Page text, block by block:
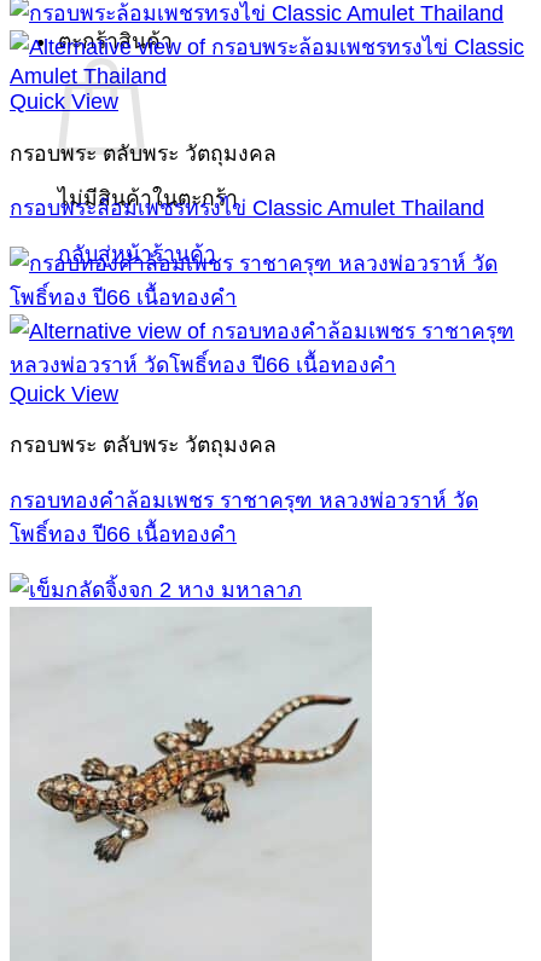
ตะกร้าสินค้า
ไม่มีสินค้าในตะกร้า
กลับสู่หน้าร้านค้า
Quick View
กรอบพระ ตลับพระ วัตถุมงคล
กรอบพระล้อมเพชรทรงไข่ Classic Amulet Thailand
Quick View
กรอบพระ ตลับพระ วัตถุมงคล
กรอบทองคำล้อมเพชร ราชาครุฑ หลวงพ่อวราห์ วัด
โพธิ์ทอง ปี66 เนื้อทองคำ